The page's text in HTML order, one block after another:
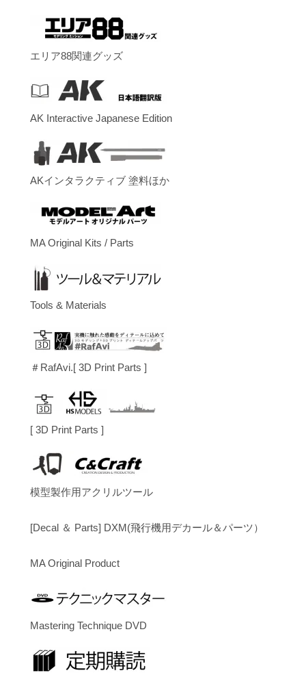
エリア88関連グッズ
AK Interactive Japanese Edition
AKインタラクティブ 塗料ほか
MA Original Kits / Parts
Tools & Materials
＃RafAvi.[ 3D Print Parts ]
[ 3D Print Parts ]
模型製作用アクリルツール
[Decal ＆ Parts] DXM(飛行機用デカール＆パーツ）
MA Original Product
Mastering Technique DVD